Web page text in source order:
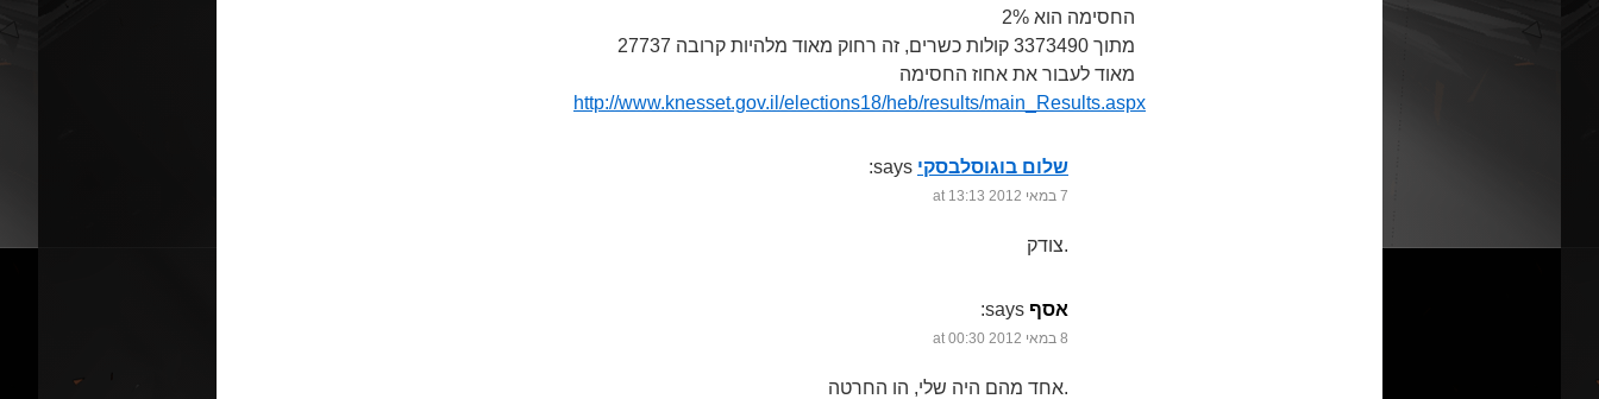
החסימה הוא 2%
27737 מתוך 3373490 קולות כשרים, זה רחוק מאוד מלהיות קרובה
מאוד לעבור את אחוז החסימה
http://www.knesset.gov.il/elections18/heb/results/main_Results.aspx
שלום בוגוסלבסקי says:
7 במאי 2012 at 13:13
צודק.
אסף says:
8 במאי 2012 at 00:30
אחד מהם היה שלי, הו החרטה.